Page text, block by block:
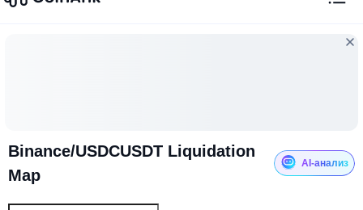
Binance/USDCUSDT Liquidation
Map
AI-анализ